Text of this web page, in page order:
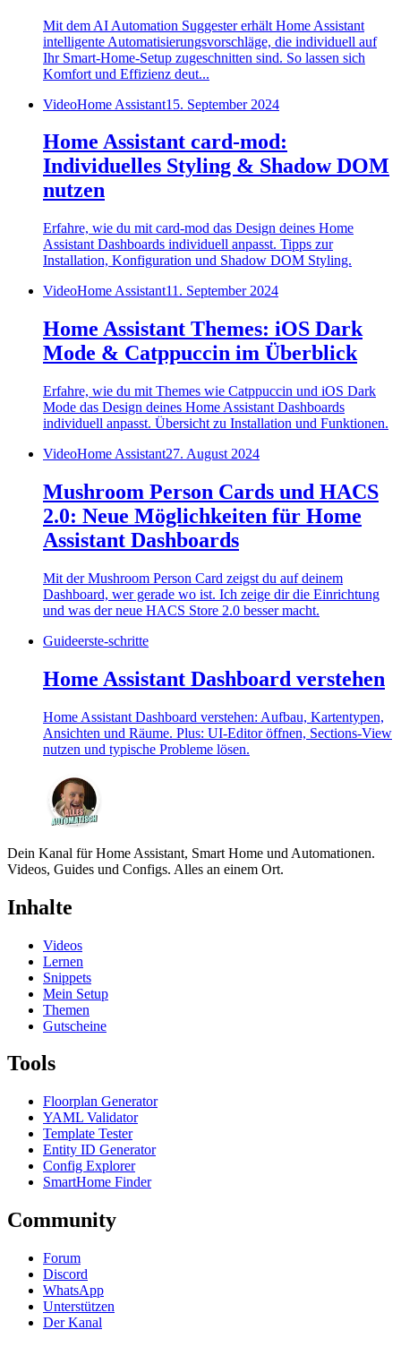
Mit dem AI Automation Suggester erhält Home Assistant
intelligente Automatisierungsvorschläge, die individuell auf
Ihr Smart-Home-Setup zugeschnitten sind. So lassen sich
Komfort und Effizienz deut...
VideoHome Assistant15. September 2024
Home Assistant card-mod:
Individuelles Styling & Shadow DOM
nutzen
Erfahre, wie du mit card-mod das Design deines Home
Assistant Dashboards individuell anpasst. Tipps zur
Installation, Konfiguration und Shadow DOM Styling.
VideoHome Assistant11. September 2024
Home Assistant Themes: iOS Dark
Mode & Catppuccin im Überblick
Erfahre, wie du mit Themes wie Catppuccin und iOS Dark
Mode das Design deines Home Assistant Dashboards
individuell anpasst. Übersicht zu Installation und Funktionen.
VideoHome Assistant27. August 2024
Mushroom Person Cards und HACS
2.0: Neue Möglichkeiten für Home
Assistant Dashboards
Mit der Mushroom Person Card zeigst du auf deinem
Dashboard, wer gerade wo ist. Ich zeige dir die Einrichtung
und was der neue HACS Store 2.0 besser macht.
Guideerste-schritte
Home Assistant Dashboard verstehen
Home Assistant Dashboard verstehen: Aufbau, Kartentypen,
Ansichten und Räume. Plus: UI-Editor öffnen, Sections-View
nutzen und typische Probleme lösen.
Dein Kanal für Home Assistant, Smart Home und Automationen.
Videos, Guides und Configs. Alles an einem Ort.
Inhalte
Videos
Lernen
Snippets
Mein Setup
Themen
Gutscheine
Tools
Floorplan Generator
YAML Validator
Template Tester
Entity ID Generator
Config Explorer
SmartHome Finder
Community
Forum
Discord
WhatsApp
Unterstützen
Der Kanal